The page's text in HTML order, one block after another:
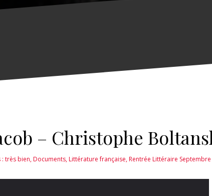
– Christophe
: très bien,Documents,Littérature française,Rentrée Littéraire Septembre